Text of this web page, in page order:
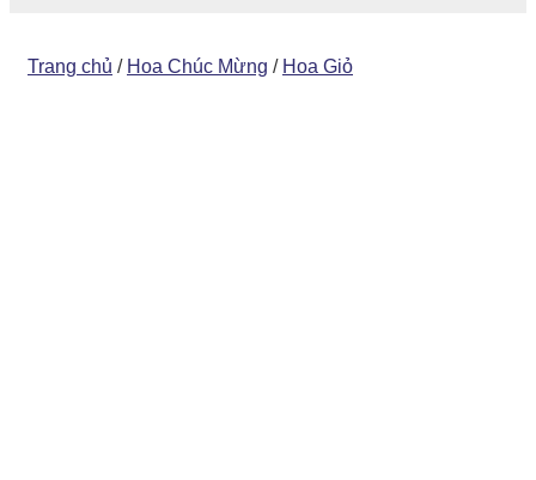
Trang chủ / Hoa Chúc Mừng / Hoa Giỏ